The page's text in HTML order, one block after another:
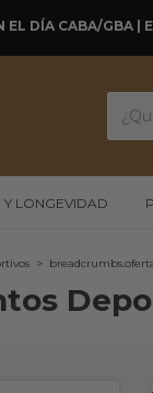
EL DÍA CABA/GBA |
Y LONGEVIDAD
>